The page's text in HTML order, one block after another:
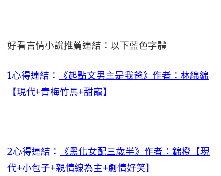
好看言情小說推薦連結：以下藍色字體
1心得連結：
《起點文男主是我爸》作者：林綿綿
【現代+青梅竹馬+甜寵】
2心得連結：
《黑化女配三歲半》作者：錦橙【現
代+小包子+親情線為主+劇情好笑】